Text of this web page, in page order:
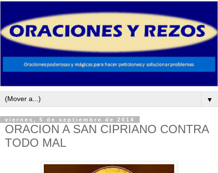
▼
viernes, 5 de septiembre de 2014
ORACION A SAN CIPRIANO CONTRA
TODO MAL